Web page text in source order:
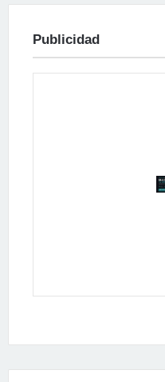
Publicidad